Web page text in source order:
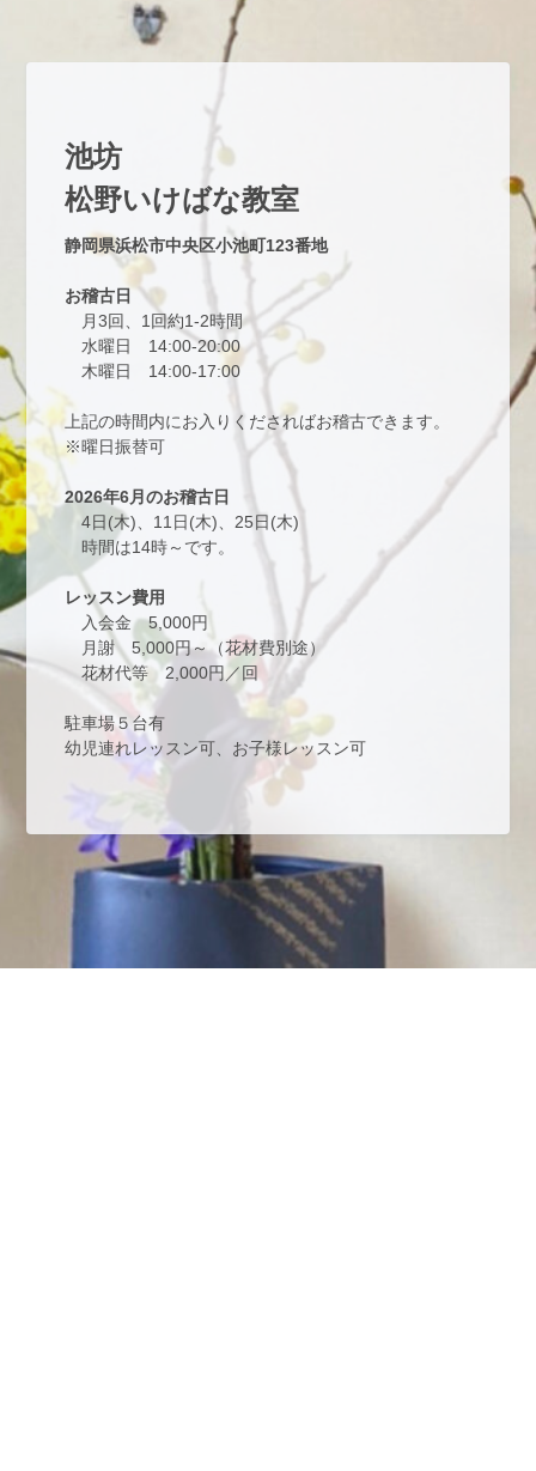
池坊
松野いけばな教室
静岡県浜松市中央区小池町123番地
お稽古日
月3回、1回約1-2時間
水曜日　14:00-20:00
木曜日　14:00-17:00
上記の時間内にお入りくださればお稽古できます。
※曜日振替可
2026年6月のお稽古日
4日(木)、11日(木)、25日(木)
時間は14時～です。
レッスン費用
入会金　5,000円
月謝　5,000円～（花材費別途）
花材代等　2,000円／回
駐車場５台有
幼児連れレッスン可、お子様レッスン可